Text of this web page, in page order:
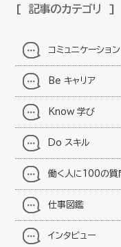
記事のカテゴリ
コミュニケーション
Be キャリア
Know 学び
Do スキル
働く人に100の質
仕事図鑑
インタビュー